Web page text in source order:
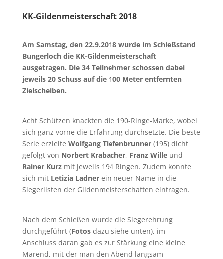
KK-Gildenmeisterschaft 2018
Am Samstag, den 22.9.2018 wurde im Schießstand
Bungerloch die KK-Gildenmeisterschaft
ausgetragen. Die 34 Teilnehmer schossen dabei
jeweils 20 Schuss auf die 100 Meter entfernten
Zielscheiben.
Acht Schützen knackten die 190-Ringe-Marke, wobei
sich ganz vorne die Erfahrung durchsetzte. Die beste
Serie erzielte Wolfgang Tiefenbrunner(195) dicht
gefolgt von Norbert Krabacher, Franz Willeund
Rainer Kurzmit jeweils 194 Ringen. Zudem konnte
sich mitLetizia Ladnerein neuer Name in die
Siegerlisten der Gildenmeisterschaften eintragen.
Nach dem Schießen wurde die Siegerehrung
durchgeführt (Fotosdazu siehe unten), im
Anschluss daran gab es zur Stärkung eine kleine
Marend, mit der man den Abend langsam